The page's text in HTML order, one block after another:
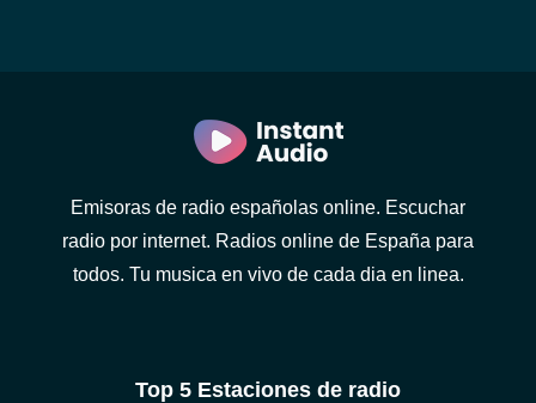
Emisoras de radio españolas online. Escuchar
radio por internet. Radios online de España para
todos. Tu musica en vivo de cada dia en linea.
Top 5 Estaciones de radio